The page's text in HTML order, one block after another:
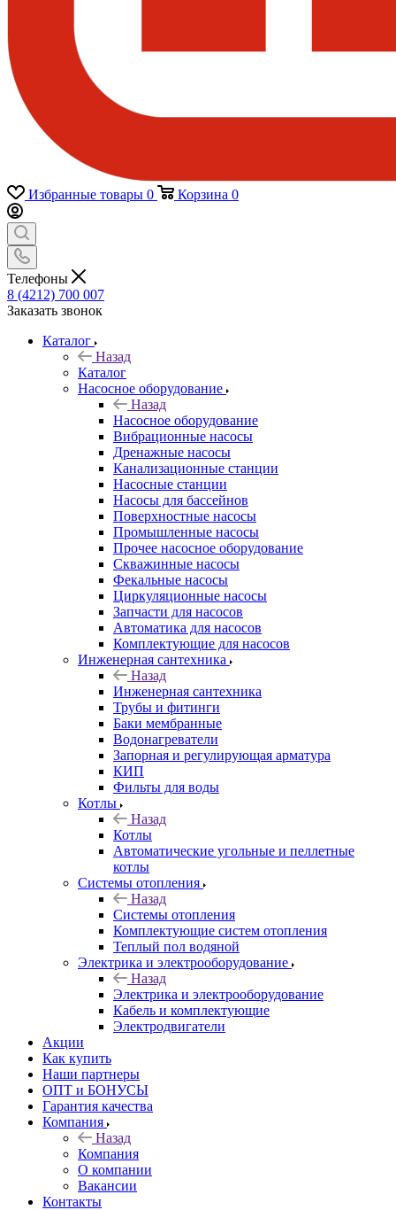
Избранные товары 0 Корзина 0
Телефоны
8 (4212) 700 007
Заказать звонок
Каталог
Назад
Каталог
Насосное оборудование
Назад
Насосное оборудование
Вибрационные насосы
Дренажные насосы
Канализационные станции
Насосные станции
Насосы для бассейнов
Поверхностные насосы
Промышленные насосы
Прочее насосное оборудование
Скважинные насосы
Фекальные насосы
Циркуляционные насосы
Запчасти для насосов
Автоматика для насосов
Комплектующие для насосов
Инженерная сантехника
Назад
Инженерная сантехника
Трубы и фитинги
Баки мембранные
Водонагреватели
Запорная и регулирующая арматура
КИП
Фильты для воды
Котлы
Назад
Котлы
Автоматические угольные и пеллетные
котлы
Системы отопления
Назад
Системы отопления
Комплектующие систем отопления
Теплый пол водяной
Электрика и электрооборудование
Назад
Электрика и электрооборудование
Кабель и комплектующие
Электродвигатели
Акции
Как купить
Наши партнеры
ОПТ и БОНУСЫ
Гарантия качества
Компания
Назад
Компания
О компании
Вакансии
Контакты